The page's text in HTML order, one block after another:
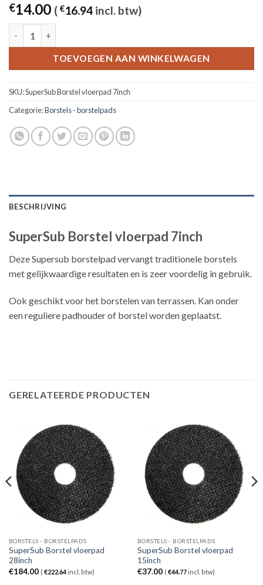
€14.00 ( €16.94 incl. btw)
TOEVOEGEN AAN WINKELWAGEN
SKU:SuperSub Borstel vloerpad 7inch
Categorie:Borstels - borstelpads
BESCHRIJVING
SuperSub Borstel vloerpad 7inch
Deze Supersub borstelpad vervangt traditionele borstels
met gelijkwaardige resultaten en is zeer voordelig in gebruik.
Ook geschikt voor het borstelen van terrassen. Kan onder
een reguliere padhouder of borstel worden geplaatst.
GERELATEERDE PRODUCTEN
BORSTELS - BORSTELPADS
SuperSub Borstel vloerpad
28inch
€184.00 ( €222.64incl. btw)
BORSTELS - BORSTELPADS
SuperSub Borstel vloerpad
15inch
€37.00 ( €44.77incl. btw)